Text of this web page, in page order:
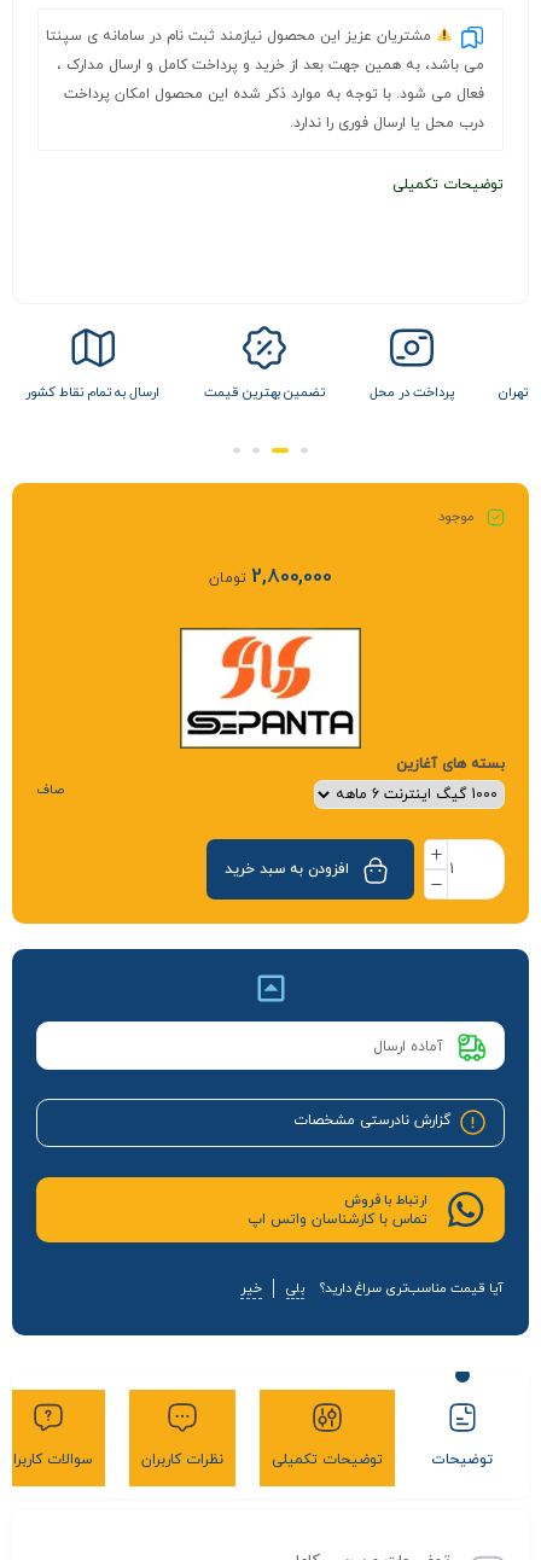
مشتریان عزیز این محصول نیازمند ثبت نام در سامانه ی سپنتا
می باشد، به همین جهت بعد از خرید و پرداخت کامل و ارسال مدارک ،
فعال می شود. با توجه به موارد ذکر شده این محصول امکان پرداخت
درب محل یا ارسال فوری را ندارد.
توضیحات تکمیلی
تهران پرداخت در محل تضمین بهترین قیمت ارسال به تمام نقاط کشور
موجود
2,800,000 تومان
بسته های آغازین
صاف
افزودن به سبد خرید
آماده ارسال
گزارش نادرستی مشخصات
ارتباط با فروش
تماس با کارشناسان واتس اپ
آیا قیمت مناسب‌تری سراغ دارید؟ بلی خیر
توضیحات توضیحات تکمیلی نظرات کاربران سوالات کاربران